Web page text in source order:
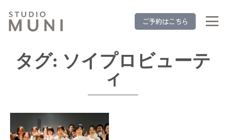
ご予約はこちら
タグ: ソイプロビューテ
ィ